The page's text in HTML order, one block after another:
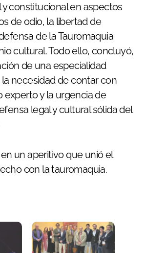
constitucional en aspectos
de odio, la libertad de
de la Tauromaquia
cultural. Todo ello, concluyó,
de una especialidad
la necesidad de contar con
experto y la urgencia de
legal y cultural sólida del
un aperitivo que unió el
con la tauromaquia.